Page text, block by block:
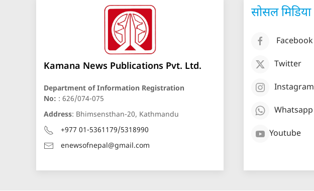
Kamana News Publications Pvt. Ltd.
Department of Information Registration
No: : 626/074-075
Address: Bhimsensthan-20, Kathmandu
+977 01-5361179/5318990
enewsofnepal@gmail.com
सोसल मिडिया
Facebook
Twitter
Instagram
Whatsapp
Youtube